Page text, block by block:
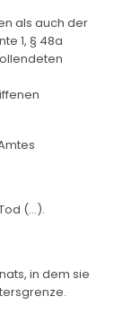
als auch der
1, § 48a
(...).
in dem sie